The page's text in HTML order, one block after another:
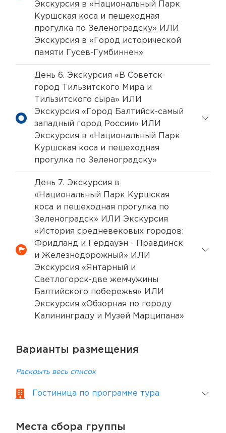
Экскурсия в «Национальный Парк
Куршская коса и пешеходная
прогулка по Зеленоградску» ИЛИ
Экскурсия в «Город исторической
памяти Гусев-Гумбиннен»
День 6. Экскурсия «В Советск-
город Тильзитского Мира и
Тильзитского сыра» ИЛИ
Экскурсия «Город Балтийск-самый
западный город России» ИЛИ
Экскурсия в «Национальный Парк
Куршская коса и пешеходная
прогулка по Зеленоградску»
День 7. Экскурсия в
«Национальный Парк Куршская
коса и пешеходная прогулка по
Зеленоградск» ИЛИ Экскурсия
«История средневековых городов:
Фридланд и Гердауэн - Правдинск
и Железнодорожный» ИЛИ
Экскурсия «Янтарный и
Светлогорск-две жемчужины
Балтийского побережья» ИЛИ
Экскурсия «Обзорная по городу
Калининграду и Музей Марципана»
Варианты размещения
Раскрыть весь список
Гостиница по программе тура
Места сбора группы